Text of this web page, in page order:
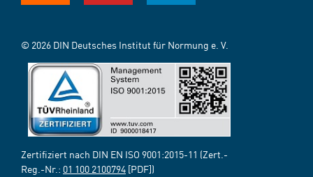
© 2026 DIN Deutsches Institut für Normung e. V.
Zertifiziert nach DIN EN ISO 9001:2015-11 (Zert.-
Reg.-Nr.: 01 100 2100794 [PDF])